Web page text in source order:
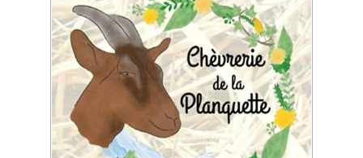
Affaires scolaires, CCAS
Eaux, assainissement
France services
France Renov
Déchets ménagers, tri sélectif, encombrants